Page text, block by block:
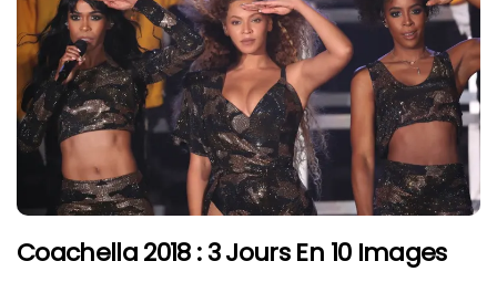
Coachella 2018 : 3 Jours En 10 Images